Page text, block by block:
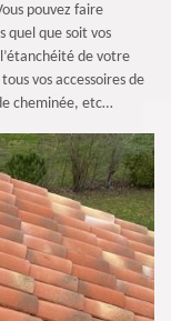
pouvez faire
quel que soit vos
de votre
vos accessoires de
cheminée, etc…